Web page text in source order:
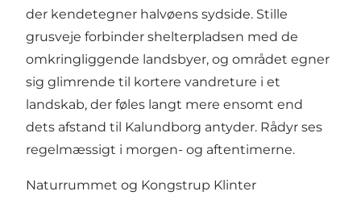
der kendetegner halvøens sydside. Stille
grusveje forbinder shelterpladsen med de
omkringliggende landsbyer, og området egner
sig glimrende til kortere vandreture i et
landskab, der føles langt mere ensomt end
dets afstand til Kalundborg antyder. Rådyr ses
regelmæssigt i morgen- og aftentimerne.
Naturrummet og Kongstrup Klinter